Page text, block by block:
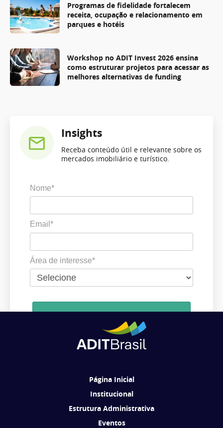
Programas de fidelidade fortalecem
receita, ocupação e relacionamento em
parques e hotéis
Workshop no ADIT Invest 2026 ensina
como estruturar projetos para acessar as
melhores alternativas de funding
Insights
Receba conteúdo útil e relevante sobre os
mercados imobiliário e turístico.
Nome*
Email*
Área de interesse*
Ao se cadastrar, você concorda em receber comunicações da ADIT
Página Inicial
Institucional
Estrutura Administrativa
Eventos